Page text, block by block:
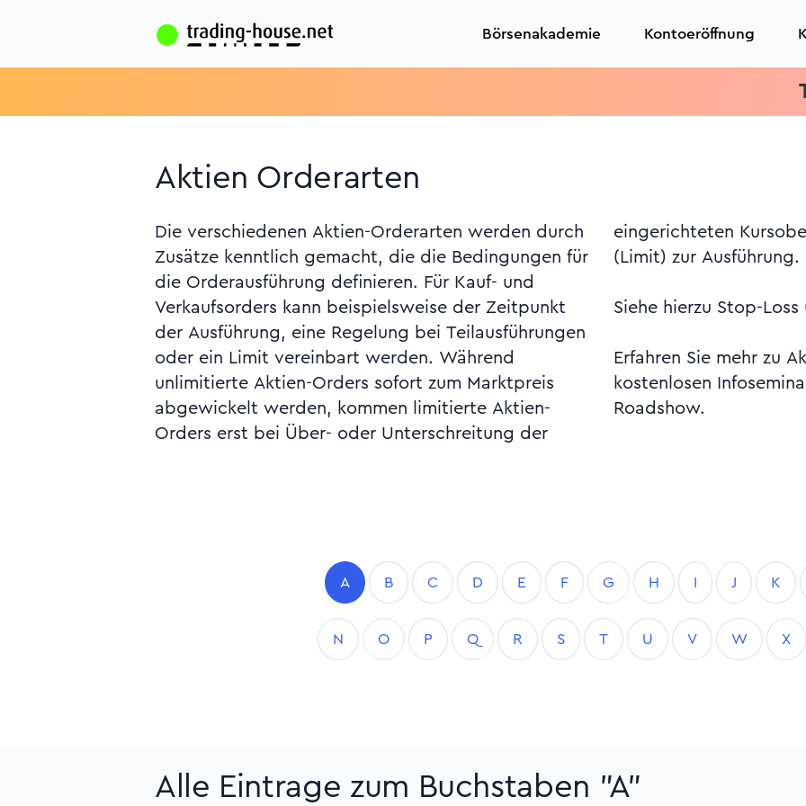
Börsenakademie Kontoeröffnung
Aktien Orderarten
Die verschiedenen Aktien-Orderarten werden durch
Zusätze kenntlich gemacht, die die Bedingungen für
die Orderausführung definieren. Für Kauf- und
Verkaufsorders kann beispielsweise der Zeitpunkt
der Ausführung, eine Regelung bei Teilausführungen
oder ein Limit vereinbart werden. Während
unlimitierte Aktien-Orders sofort zum Marktpreis
abgewickelt werden, kommen limitierte Aktien-
Orders erst bei Über- oder Unterschreitung der
eingerichteten Kursober- bzw. Kursuntergrenze
(Limit) zur Ausführung.
Siehe hierzu Stop-
Erfahren Sie mehr zu
kostenlosen
Roadshow.
A B C D E F G H I J K
N O P Q R S T U V W X
Alle Eintrage zum Buchstaben "A"